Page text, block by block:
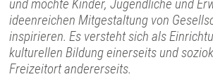
und möchte Kinder, Jugendliche und
ideenreichen Mitgestaltung von
inspirieren. Es versteht sich als
kulturellen Bildung einerseits und
Freizeitort andererseits.